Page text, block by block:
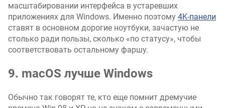
масштабировании интерфейса в устаревших
приложениях для Windows. Именно поэтому 4K-панели
ставят в основном дорогие ноутбуки, зачастую не
столько ради пользы, сколько «по статусу», чтобы
соответствовать остальному фаршу.
9. macOS лучше Windows
Обычно так говорят те, кто еще помнит дремучие